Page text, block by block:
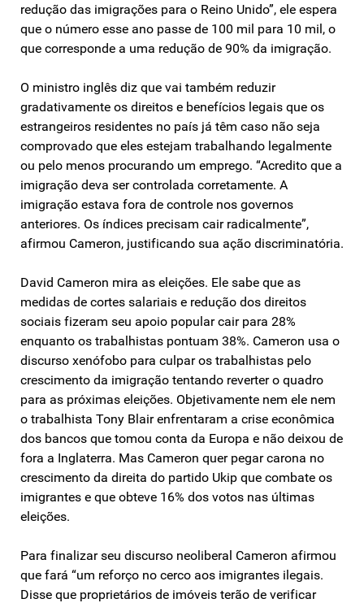
redução das imigrações para o Reino Unido”, ele espera
que o número esse ano passe de 100 mil para 10 mil, o
que corresponde a uma redução de 90% da imigração.
O ministro inglês diz que vai também reduzir
gradativamente os direitos e benefícios legais que os
estrangeiros residentes no país já têm caso não seja
comprovado que eles estejam trabalhando legalmente
ou pelo menos procurando um emprego. “Acredito que a
imigração deva ser controlada corretamente. A
imigração estava fora de controle nos governos
anteriores. Os índices precisam cair radicalmente”,
afirmou Cameron, justificando sua ação discriminatória.
David Cameron mira as eleições. Ele sabe que as
medidas de cortes salariais e redução dos direitos
sociais fizeram seu apoio popular cair para 28%
enquanto os trabalhistas pontuam 38%. Cameron usa o
discurso xenófobo para culpar os trabalhistas pelo
crescimento da imigração tentando reverter o quadro
para as próximas eleições. Objetivamente nem ele nem
o trabalhista Tony Blair enfrentaram a crise econômica
dos bancos que tomou conta da Europa e não deixou de
fora a Inglaterra. Mas Cameron quer pegar carona no
crescimento da direita do partido Ukip que combate os
imigrantes e que obteve 16% dos votos nas últimas
eleições.
Para finalizar seu discurso neoliberal Cameron afirmou
que fará “um reforço no cerco aos imigrantes ilegais.
Disse que proprietários de imóveis terão de verificar